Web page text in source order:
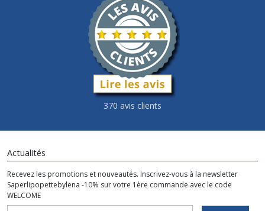
370 avis clients
Actualités
Recevez les promotions et nouveautés. Inscrivez-vous à la newsletter
Saperlipopettebylena -10% sur votre 1ère commande avec le code
WELCOME